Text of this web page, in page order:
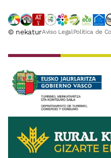
© nekaturAviso Legal Política de